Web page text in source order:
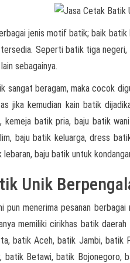
jenis motif batik; baik
Seperti batik tiga
sebagainya.
sangat beragam, maka cocok
jika kemudian kain batik
batik pria, baju batik
baju batik keluarga, dress
baju batik untuk
Unik
menerima pesanan
memiliki cirikhas batik
batik Aceh, batik Jambi, batik
Betawi, batik Bojonegoro,